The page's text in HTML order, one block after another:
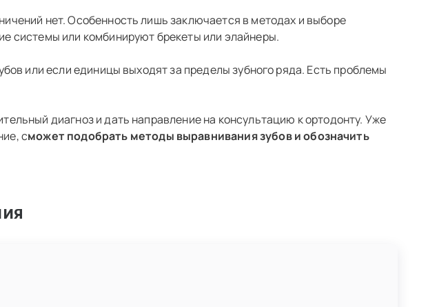
нет. Особенность лишь заключается в методах и выборе
системы или комбинируют брекеты или элайнеры.
или если единицы выходят за пределы зубного ряда. Есть проблемы
диагноз и дать направление на консультацию к ортодонту. Уже
сможет подобрать методы выравнивания зубов и обозначить